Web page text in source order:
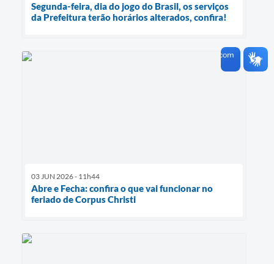
Segunda-feira, dia do jogo do Brasil, os serviços
da Prefeitura terão horários alterados, confira!
03 JUN 2026 - 11h44
Abre e Fecha: confira o que vai funcionar no
feriado de Corpus Christi